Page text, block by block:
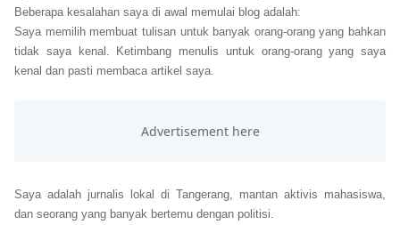
Beberapa kesalahan saya di awal memulai blog adalah:
Saya memilih membuat tulisan untuk banyak orang-orang yang bahkan
tidak saya kenal. Ketimbang menulis untuk orang-orang yang saya
kenal dan pasti membaca artikel saya.
Saya adalah jurnalis lokal di Tangerang, mantan aktivis mahasiswa,
dan seorang yang banyak bertemu dengan politisi.